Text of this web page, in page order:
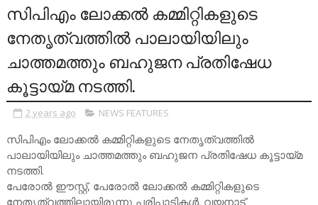
സിപിഎം ലോക്കൽ കമ്മിറ്റികളുടെ
നേതൃത്വത്തിൽ പാലായിയിലും
ചാത്തമത്തും ബഹുജന പ്രതിഷേധ
കൂട്ടായ്മ നടത്തി.
2 years ago NEWS FEATURES
സിപിഎം ലോക്കൽ കമ്മിറ്റികളുടെ നേതൃത്വത്തിൽ
പാലായിയിലും ചാത്തമത്തും ബഹുജന പ്രതിഷേധ കൂട്ടായ്മ
നടത്തി.
പേരോൽ ഈസ്റ്റ്, പേരോൽ ലോക്കൽ കമ്മിറ്റികളുടെ
നേതൃത്വത്തിലായിരുന്നു പരിപാടികൾ. വയനാട്